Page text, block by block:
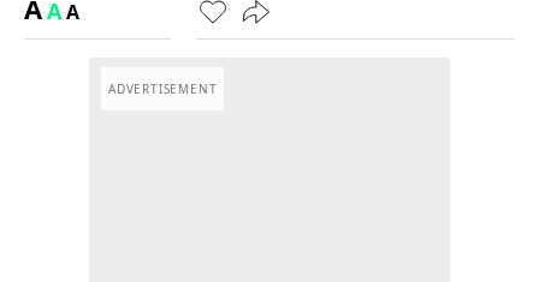
AAA
ADVERTISEMENT